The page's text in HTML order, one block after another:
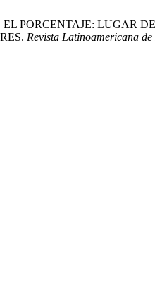
EL PORCENTAJE: LUGAR
Revista Latinoamericana